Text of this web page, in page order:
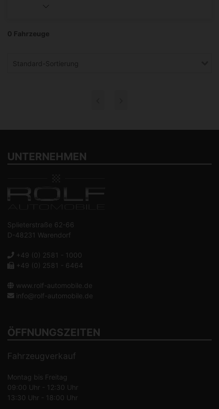
0 Fahrzeuge
Standard-Sortierung
UNTERNEHMEN
Splieterstraße 62-66
D-48231 Warendorf
+49 (0) 2581 - 1000
+49 (0) 2581 - 6464
www.rolf-automobile.de
info@rolf-automobile.de
ÖFFNUNGSZEITEN
Fahrzeugverkauf
Montag bis Freitag
09:00 Uhr - 12:30 Uhr
13:30 Uhr - 18:00 Uhr